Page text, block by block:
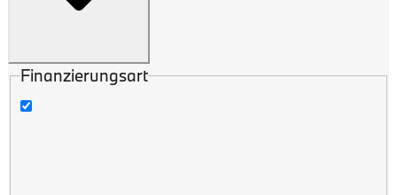
Finanzierungsart